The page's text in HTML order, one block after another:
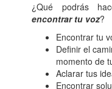
¿Qué podrás
encontrar tu voz?
Encontrar tu
Definir el
momento de
Aclarar tus
Encontrar